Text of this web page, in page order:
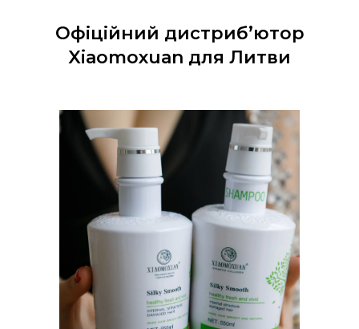
Офіційний дистриб’ютор
Xiaomoxuan для Литви